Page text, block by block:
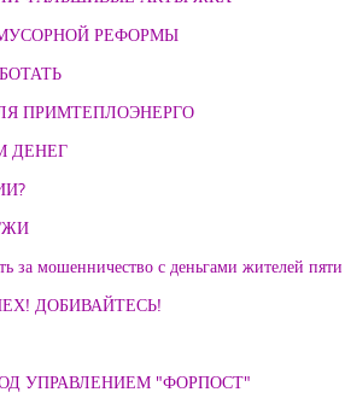
РЕФОРМЫ
ПРИМТЕПЛОЭНЕРГО
ДЕНЕГ
за мошенничество с деньгами жителей
ДОБИВАЙТЕСЬ!
УПРАВЛЕНИЕМ "ФОРПОСТ"